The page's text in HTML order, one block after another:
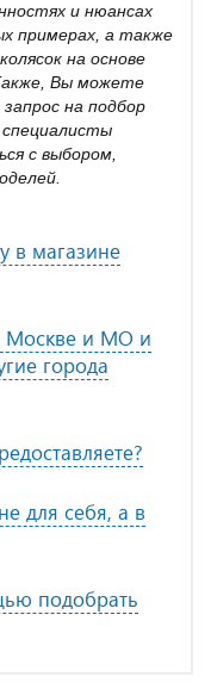
и нюансах
примерах, а также
на основе
Вы можете
на подбор
с выбором,
в магазине
Москве и МО и
города
для себя, а в
подобрать